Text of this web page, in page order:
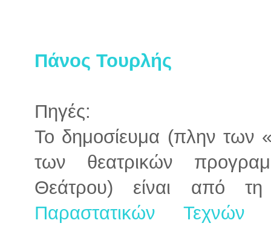
Πάνος Τουρλής
Πηγές:
Το δημοσίευμα (πλην των
των θεατρικών
Θεάτρου) είναι από
Παραστατικών Τεχνών